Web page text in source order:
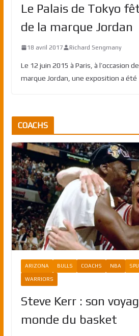
Le Palais de Tokyo
de la marque Jordan
18 avril 2017 Richard Sengmany
Le 12 juin 2015 à Paris, à l’occasion
marque Jordan, une exposition a été
COACHS
ARIZONA BULLS COACHS NBA
WARRIORS
Steve Kerr : son
monde du basket